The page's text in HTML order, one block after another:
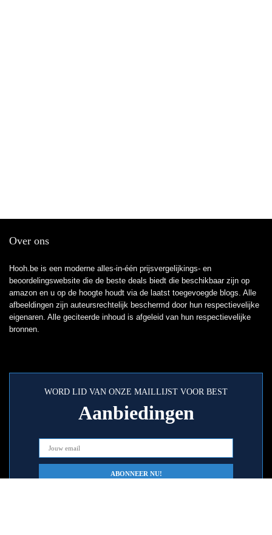
Over ons
Hooh.be is een moderne alles-in-één prijsvergelijkings- en
beoordelingswebsite die de beste deals biedt die beschikbaar zijn op
amazon en u op de hoogte houdt via de laatst toegevoegde blogs. Alle
afbeeldingen zijn auteursrechtelijk beschermd door hun respectievelijke
eigenaren. Alle geciteerde inhoud is afgeleid van hun respectievelijke
bronnen.
WORD LID VAN ONZE MAILLIJST VOOR BEST
Aanbiedingen